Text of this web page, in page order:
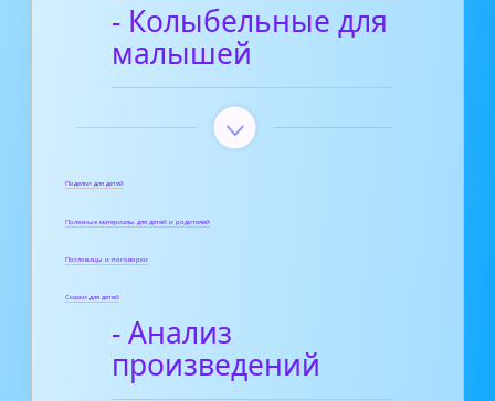
- Колыбельные для
малышей
Поделки для детей
Полезные материалы для детей и родителей
Пословицы и поговорки
Сказки для детей
- Анализ
произведений